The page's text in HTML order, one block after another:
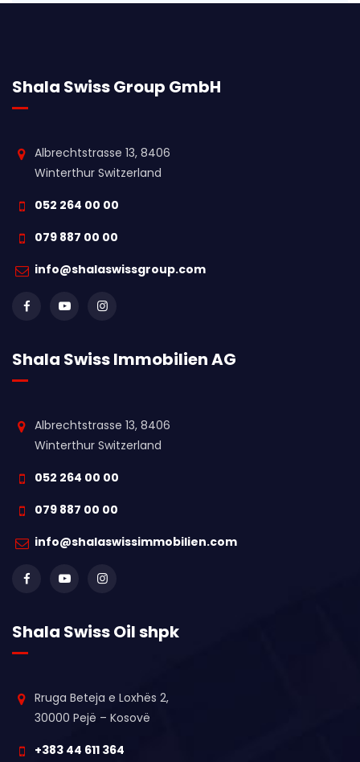
Shala Swiss Group GmbH
Albrechtstrasse 13, 8406
Winterthur Switzerland
052 264 00 00
079 887 00 00
info@shalaswissgroup.com
Shala Swiss Immobilien AG
Albrechtstrasse 13, 8406
Winterthur Switzerland
052 264 00 00
079 887 00 00
info@shalaswissimmobilien.com
Shala Swiss Oil shpk
Rruga Beteja e Loxhës 2,
30000 Pejë – Kosovë
+383 44 611 364